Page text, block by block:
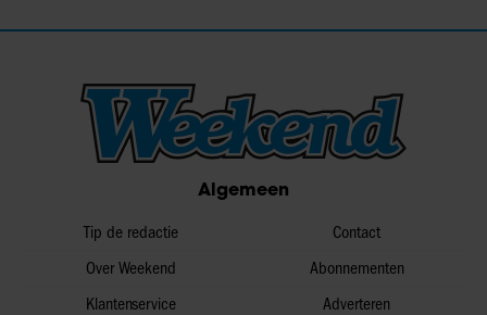
Algemeen
Tip de redactie
Over Weekend
Klantenservice
Contact
Abonnementen
Adverteren